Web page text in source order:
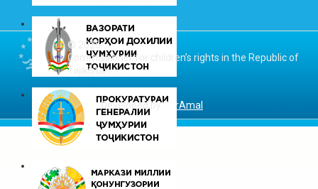
© 2026
Commissioner for children’s rights in the Republic of
Tajikistan
Developed byDarAmal